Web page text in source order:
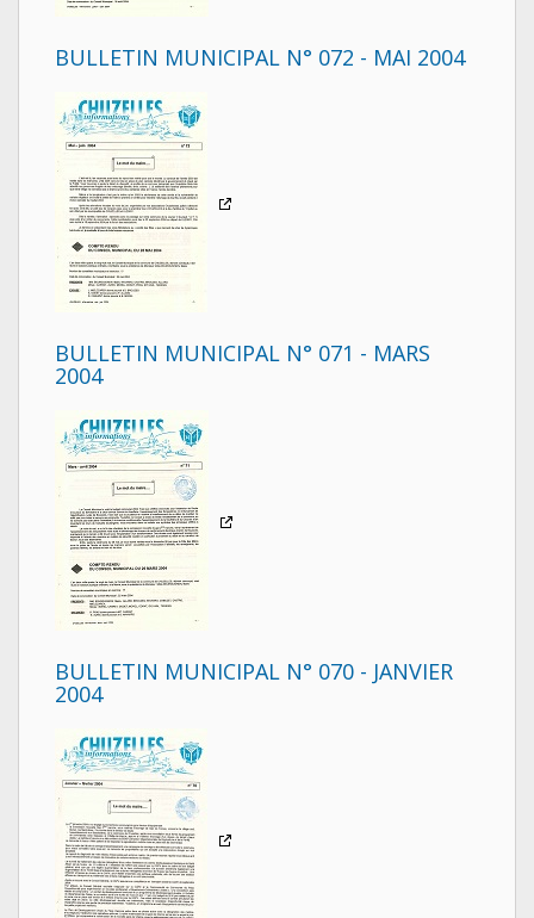
BULLETIN MUNICIPAL N° 072 - MAI 2004
BULLETIN MUNICIPAL N° 071 - MARS
2004
BULLETIN MUNICIPAL N° 070 - JANVIER
2004